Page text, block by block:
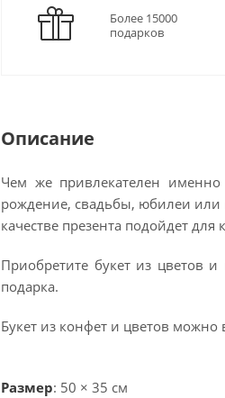
Более 15000
подарков
Описание
Чем же привлекателен
рождение, свадьбы, юбилеи или
качестве презента подойдет
Приобретите букет из цветов
подарка.
Букет из конфет и цветов можно
Размер: 50 × 35 см